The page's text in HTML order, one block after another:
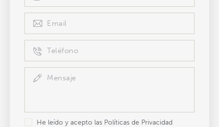
He leído y acepto las Políticas de Privacidad